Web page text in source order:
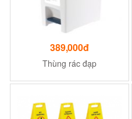
389,000đ
Thùng rác đạp